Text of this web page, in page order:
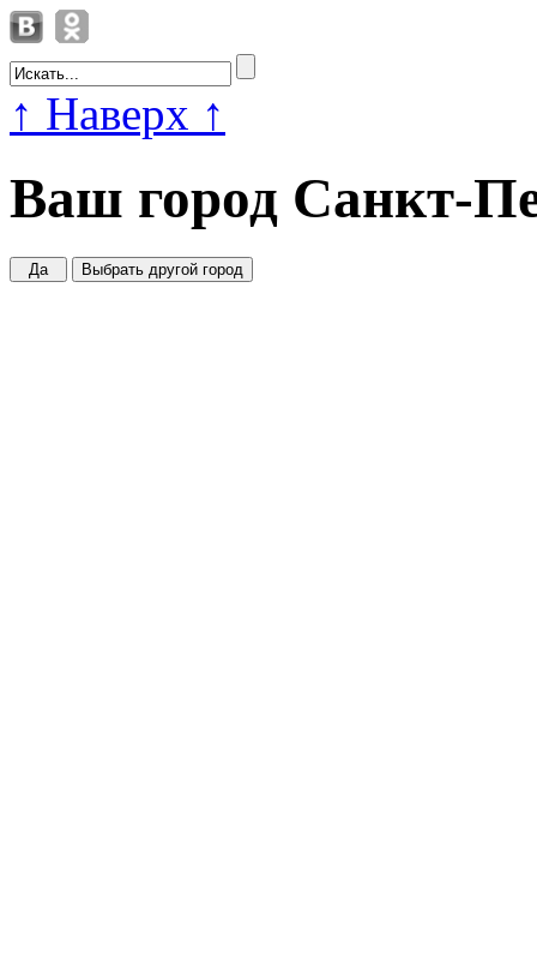
↑ Наверх ↑
Ваш город Санкт-
Да Выбрать другой город